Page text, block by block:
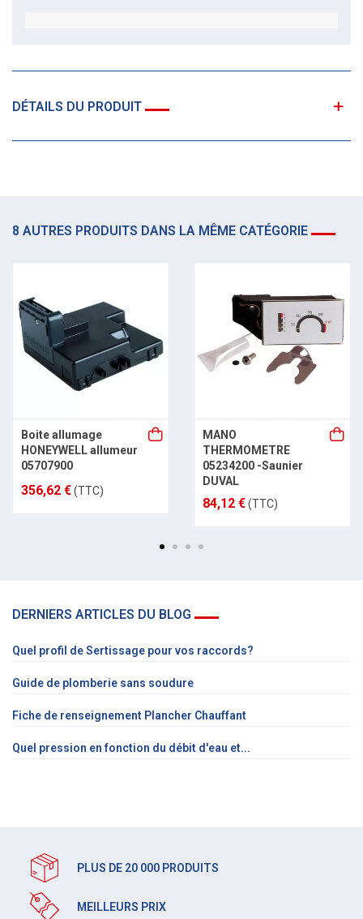
DÉTAILS DU PRODUIT
8 AUTRES PRODUITS DANS LA MÊME CATÉGORIE
Boite allumage
HONEYWELL allumeur
05707900
356,62 €(TTC)
MANO
THERMOMETRE
05234200 -Saunier
DUVAL
84,12 €(TTC)
DERNIERS ARTICLES DU BLOG
Quel profil de Sertissage pour vos raccords?
Guide de plomberie sans soudure
Fiche de renseignement Plancher Chauffant
Quel pression en fonction du débit d'eau et...
PLUS DE 20 000 PRODUITS
MEILLEURS PRIX